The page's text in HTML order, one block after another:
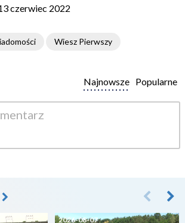
czerwiec 2022
Wiesz Pierwszy
Popularne
Najnowsze
2026-08-07